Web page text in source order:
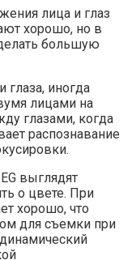
лица и глаз
хорошо, но в
большую
глаза, иногда
лицами на
глазами, когда
распознавание
выглядят
о цвете. При
хорошо, что
для съемки при